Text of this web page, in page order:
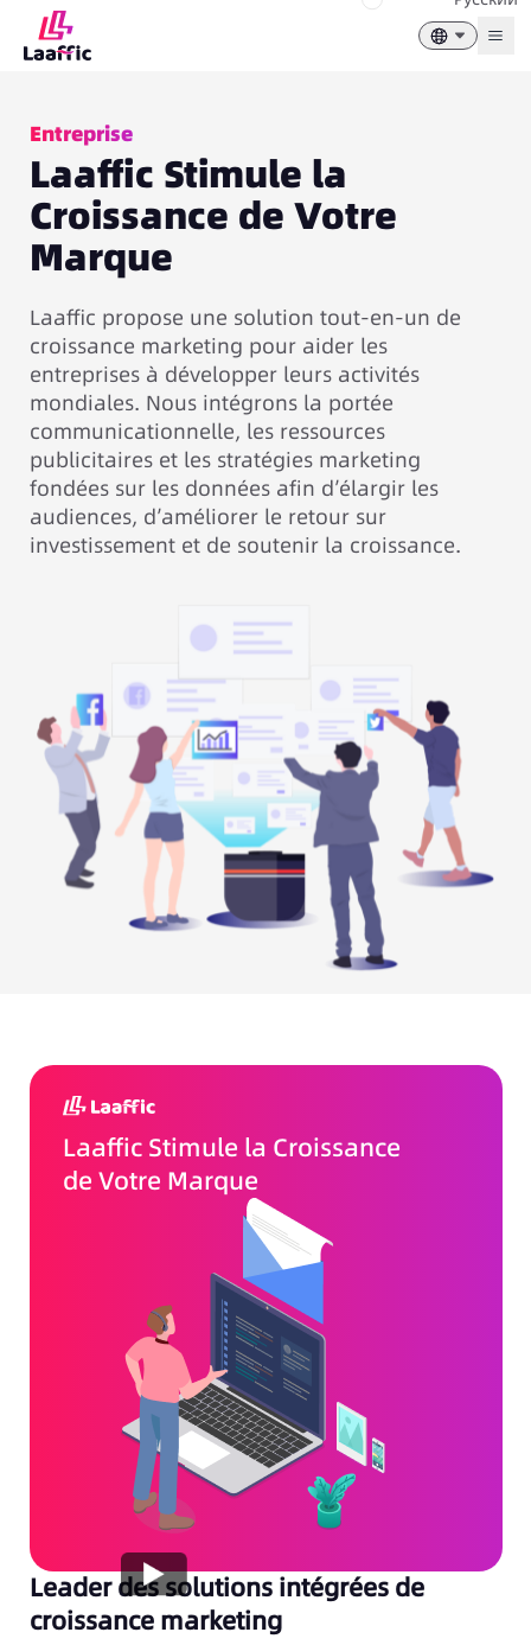
Entreprise
Laaffic Stimule la
Croissance de Votre
Marque
Laaffic propose une solution tout-en-un de
croissance marketing pour aider les
entreprises à développer leurs activités
mondiales. Nous intégrons la portée
communicationnelle, les ressources
publicitaires et les stratégies marketing
fondées sur les données afin d’élargir les
audiences, d’améliorer le retour sur
investissement et de soutenir la croissance.
Laaffic Stimule la Croissance
de Votre Marque
Leader des solutions intégrées de
croissance marketing